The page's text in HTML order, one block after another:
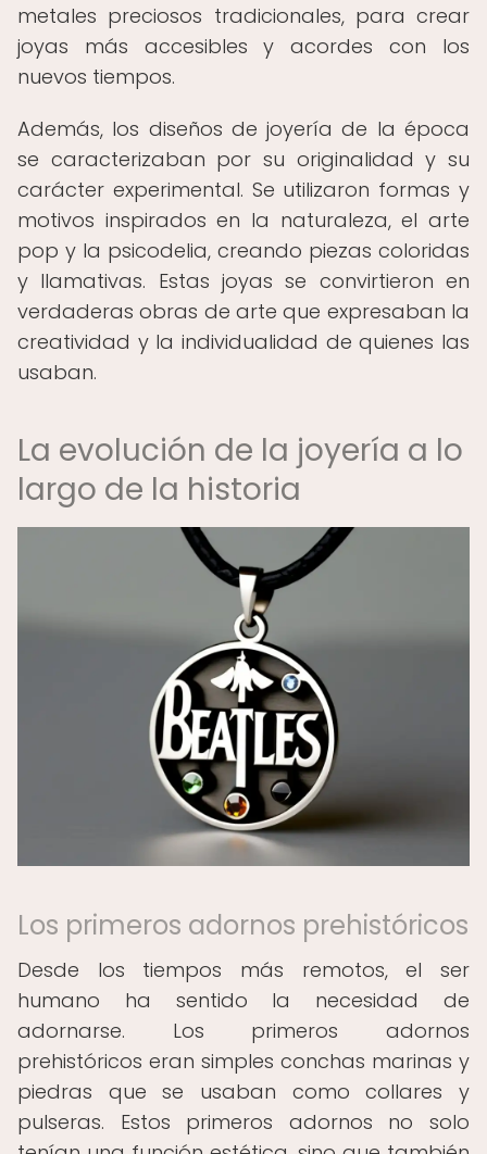
metales preciosos tradicionales, para crear
joyas más accesibles y acordes con los
nuevos tiempos.
Además, los diseños de joyería de la época
se caracterizaban por su originalidad y su
carácter experimental. Se utilizaron formas y
motivos inspirados en la naturaleza, el arte
pop y la psicodelia, creando piezas coloridas
y llamativas. Estas joyas se convirtieron en
verdaderas obras de arte que expresaban la
creatividad y la individualidad de quienes las
usaban.
La evolución de la joyería a lo
largo de la historia
Los primeros adornos prehistóricos
Desde los tiempos más remotos, el ser
humano ha sentido la necesidad de
adornarse. Los primeros adornos
prehistóricos eran simples conchas marinas y
piedras que se usaban como collares y
pulseras. Estos primeros adornos no solo